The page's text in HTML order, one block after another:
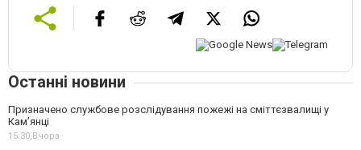
Останні новини
Призначено службове розслідування пожежі на сміттєзвалищі у
Кам’янці
15:30, Вчора